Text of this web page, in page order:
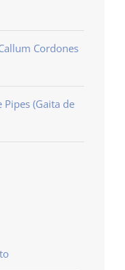
Cordones
Pipes (Gaita de